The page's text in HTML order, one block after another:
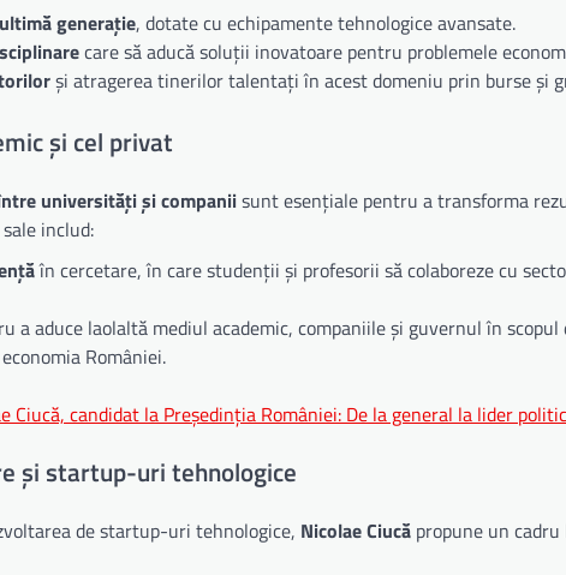
generație, dotate cu echipamente tehnologice avansate.
care să aducă soluții inovatoare pentru problemele
și atragerea tinerilor talentați în acest domeniu prin burse și
și cel privat
universități și companiisunt esențiale pentru a transforma
includ:
în cercetare, în care studenții și profesorii să colaboreze cu
a aduce laolaltă mediul academic, companiile și guvernul în
României.
Ciucă, candidat la Președinția României: De la general la lider politic
și startup-uri tehnologice
de startup-uri tehnologice, Nicolae Ciucă propune un